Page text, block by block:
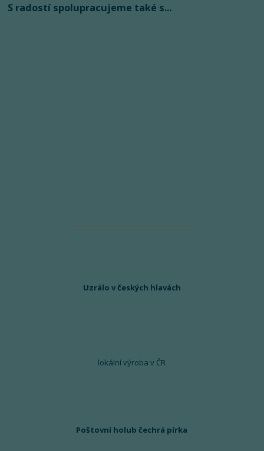
S radostí spolupracujeme také s...
Uzrálo v českých hlavách
lokální výroba v ČR
Poštovní holub čechrá pírka